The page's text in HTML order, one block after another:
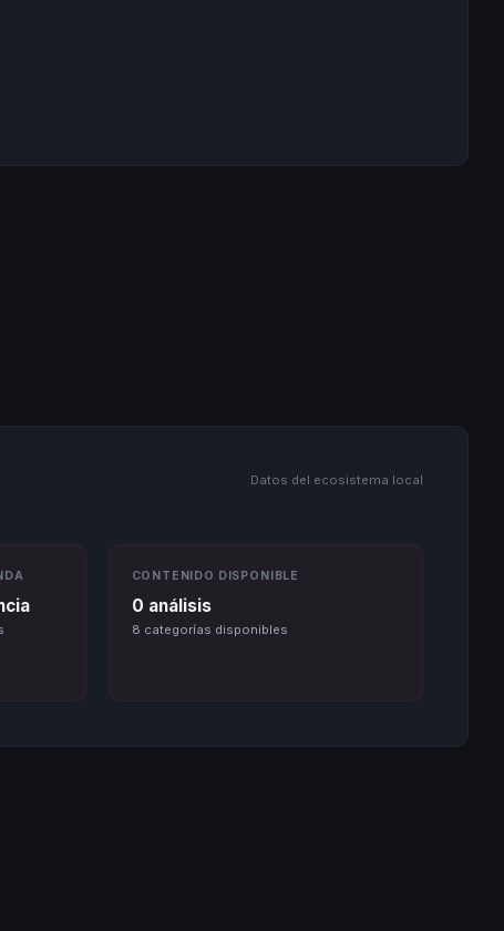
Datos del ecosistema local
CONTENIDO DISPONIBLE
0 análisis
8 categorías disponibles